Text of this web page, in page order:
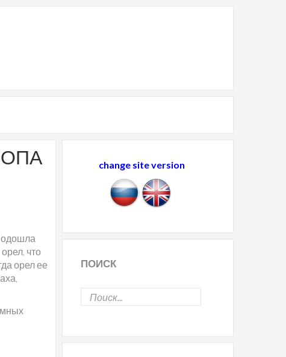
что
орел ее
change site version
ПОИСК